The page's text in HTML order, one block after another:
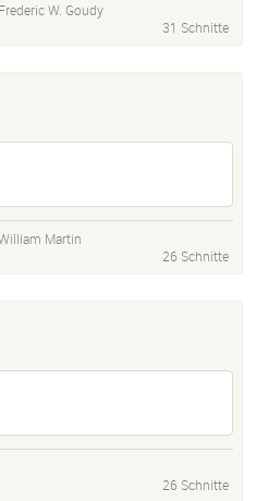
Frederic W. Goudy
31 Schnitte
Martin
26 Schnitte
26 Schnitte